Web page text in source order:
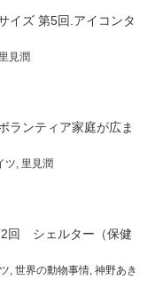
イズ 第5回.アイコンタ
里見潤
ランティア家庭が広ま
ツ 里見潤
2回 シェルター（保健
世界の動物事情 神野あき